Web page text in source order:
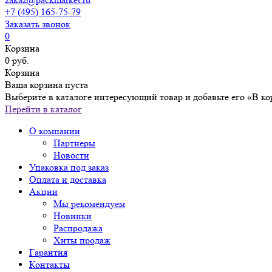
+7 (495) 165-75-79
Заказать звонок
0
Корзина
0 руб.
Корзина
Ваша корзина пуста
Выберите в каталоге интересующий товар и добавьте его «В
Перейти в каталог
О компании
Партнеры
Новости
Упаковка под заказ
Оплата и доставка
Акции
Мы рекомендуем
Новинки
Распродажа
Хиты продаж
Гарантия
Контакты